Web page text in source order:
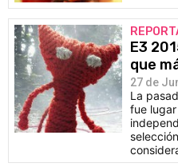
E3
que
27 de
La
fue